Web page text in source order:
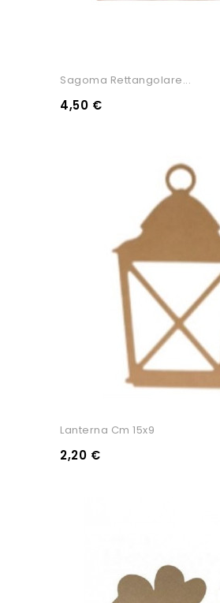
Sagoma Rettangolare...
4,50 €
Lanterna Cm 15x9
2,20 €